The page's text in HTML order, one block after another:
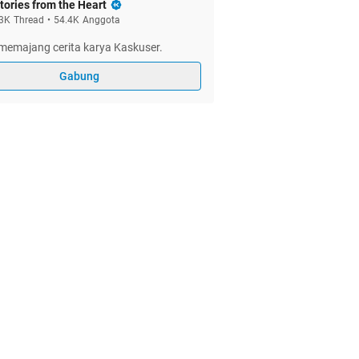
from the Heart
Thread • 54.4K Anggota
cerita karya Kaskuser.
Gabung